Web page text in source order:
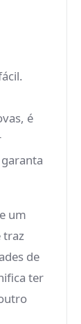
é
um
traz
de
ter